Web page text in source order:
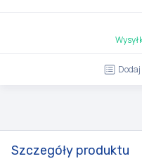
Szczegóły produktu